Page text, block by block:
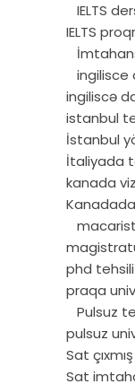
IELTS
IELTS
ingilisce
ingiliscə
istanbul
İstanbul
İtaliyada
kanada
phd tehsili
praqa
Pulsuz
pulsuz
Sat
Sat